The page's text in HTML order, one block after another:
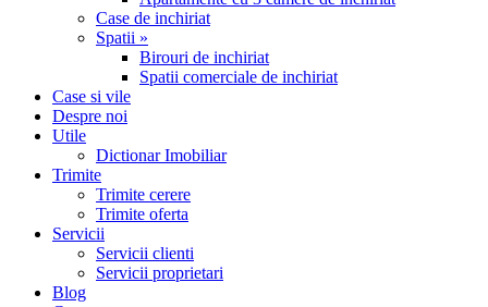
Case de inchiriat
Spatii »
Birouri de inchiriat
Spatii comerciale de inchiriat
Case si vile
Despre noi
Utile
Dictionar Imobiliar
Trimite
Trimite cerere
Trimite oferta
Servicii
Servicii clienti
Servicii proprietari
Blog